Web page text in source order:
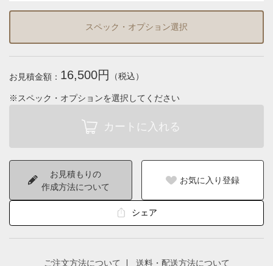
スペック・オプション選択
お見積金額： 16,500円 （税込）
※スペック・オプションを選択してください
お見積もりの
作成方法について
お気に入り登録
シェア
ご注文方法について 送料・配送方法について